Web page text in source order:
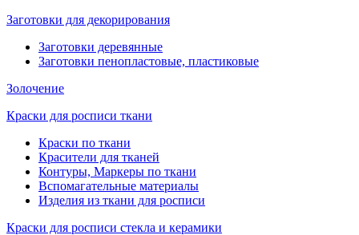
Заготовки для декорирования
Заготовки деревянные
Заготовки пенопластовые, пластиковые
Золочение
Краски для росписи ткани
Краски по ткани
Красители для тканей
Контуры, Маркеры по ткани
Вспомагательные материалы
Изделия из ткани для росписи
Краски для росписи стекла и керамики